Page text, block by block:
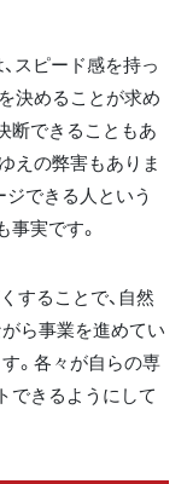
スピード感を持っ
決めることが求め
断できることもあ
えの弊害もありま
ジできる人という
実です。
することで、自然
ら事業を進めてい
。各々が自らの専
できるようにして